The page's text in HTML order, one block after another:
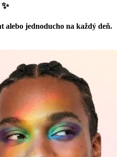
jednoducho na každý deň.